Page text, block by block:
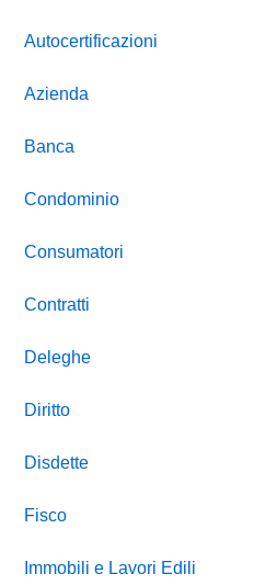
Autocertificazioni
Azienda
Banca
Condominio
Consumatori
Contratti
Deleghe
Diritto
Disdette
Fisco
Immobili e Lavori Edili